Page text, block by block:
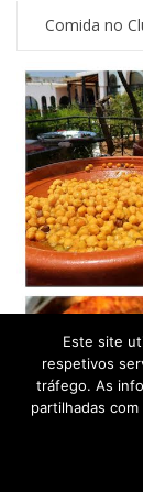
Comida no
Este site
respetivos
tráfego. As
partilhadas